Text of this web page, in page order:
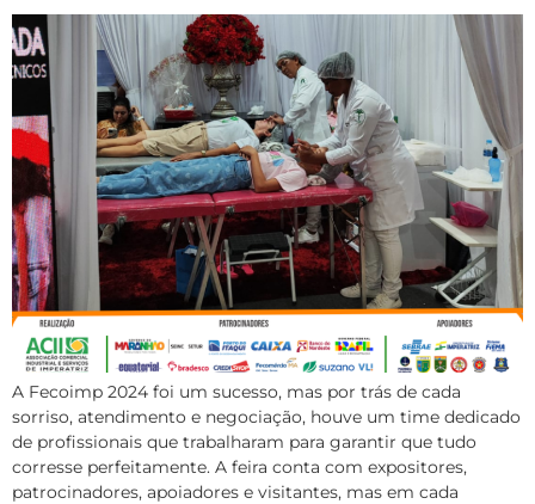
A Fecoimp 2024 foi um sucesso, mas por trás de cada
sorriso, atendimento e negociação, houve um time dedicado
de profissionais que trabalharam para garantir que tudo
corresse perfeitamente. A feira conta com expositores,
patrocinadores, apoiadores e visitantes, mas em cada